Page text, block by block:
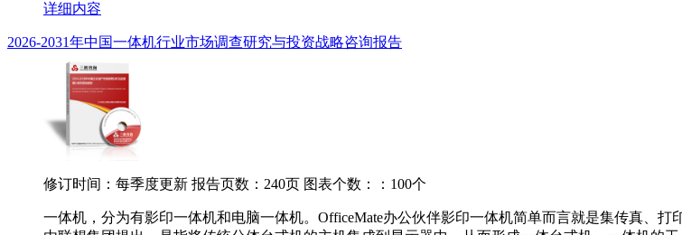
详细内容
2026-2031年中国一体机行业市场调查研究与投资战略咨询报告
修订时间：每季度更新 报告页数：240页 图表个数：：100个
一体机，分为有影印一体机和电脑一体机。OfficeMate办公伙伴影印一体机简单而言就是集传真、